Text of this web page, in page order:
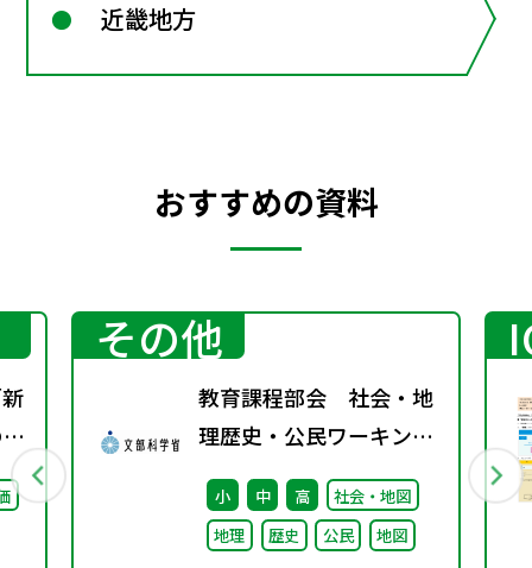
近畿地方
おすすめの資料
その他
教育課程部会 社会・地
理歴史・公民ワーキング
（第3回） 配付資料
小 中 高
社会・地図
地理
歴史 公民 地図